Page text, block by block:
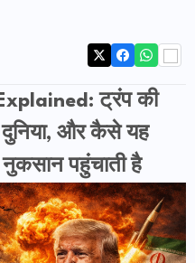
ट्रंप की
दुनिया, और कैसे यह
पहुंचाती है